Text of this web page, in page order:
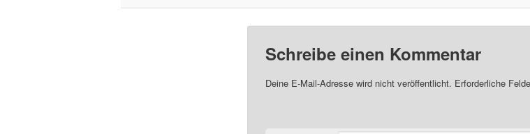
Schreibe einen Kommentar
Deine E-Mail-Adresse wird nicht veröffentlicht. Erforderliche